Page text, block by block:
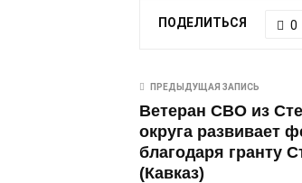
ПОДЕЛИТЬСЯ 0
ПРЕДЫДУЩАЯ ЗАПИСЬ
Ветеран СВО из
округа развивает
благодаря гранту
(Кавказ)